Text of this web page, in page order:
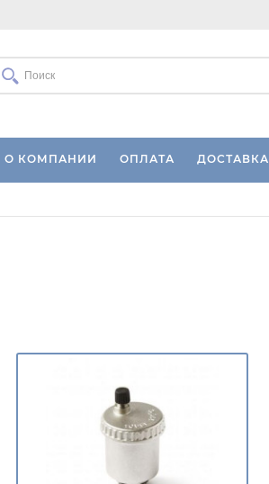
О КОМПАНИИ ОПЛАТА ДОСТАВКА